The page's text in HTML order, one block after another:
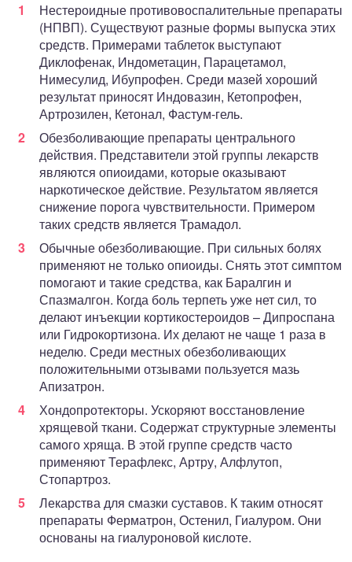
Нестероидные противовоспалительные препараты
(НПВП). Существуют разные формы выпуска этих
средств. Примерами таблеток выступают
Диклофенак, Индометацин, Парацетамол,
Нимесулид, Ибупрофен. Среди мазей хороший
результат приносят Индовазин, Кетопрофен,
Артрозилен, Кетонал, Фастум-гель.
Обезболивающие препараты центрального
действия. Представители этой группы лекарств
являются опиоидами, которые оказывают
наркотическое действие. Результатом является
снижение порога чувствительности. Примером
таких средств является Трамадол.
Обычные обезболивающие. При сильных болях
применяют не только опиоиды. Снять этот симптом
помогают и такие средства, как Баралгин и
Спазмалгон. Когда боль терпеть уже нет сил, то
делают инъекции кортикостероидов – Дипроспана
или Гидрокортизона. Их делают не чаще 1 раза в
неделю. Среди местных обезболивающих
положительными отзывами пользуется мазь
Апизатрон.
Хондопротекторы. Ускоряют восстановление
хрящевой ткани. Содержат структурные элементы
самого хряща. В этой группе средств часто
применяют Терафлекс, Артру, Алфлутоп,
Стопартроз.
Лекарства для смазки суставов. К таким относят
препараты Ферматрон, Остенил, Гиалуром. Они
основаны на гиалуроновой кислоте.